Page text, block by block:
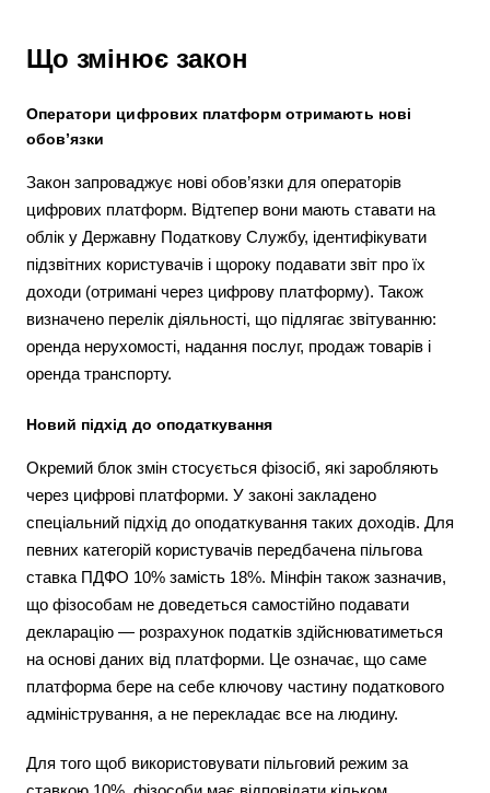
Що змінює закон
Оператори цифрових платформ отримають нові
обов’язки
Закон запроваджує нові обов’язки для операторів
цифрових платформ. Відтепер вони мають ставати на
облік у Державну Податкову Службу, ідентифікувати
підзвітних користувачів і щороку подавати звіт про їх
доходи (отримані через цифрову платформу). Також
визначено перелік діяльності, що підлягає звітуванню:
оренда нерухомості, надання послуг, продаж товарів і
оренда транспорту.
Новий підхід до оподаткування
Окремий блок змін стосується фізосіб, які заробляють
через цифрові платформи. У законі закладено
спеціальний підхід до оподаткування таких доходів. Для
певних категорій користувачів передбачена пільгова
ставка ПДФО 10% замість 18%. Мінфін також зазначив,
що фізособам не доведеться самостійно подавати
декларацію — розрахунок податків здійснюватиметься
на основі даних від платформи. Це означає, що саме
платформа бере на себе ключову частину податкового
адміністрування, а не перекладає все на людину.
Для того щоб використовувати пільговий режим за